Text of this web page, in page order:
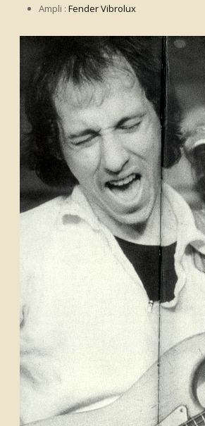
Ampli : Fender Vibrolux